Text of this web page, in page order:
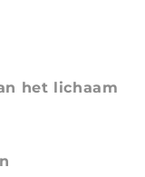
het lichaam